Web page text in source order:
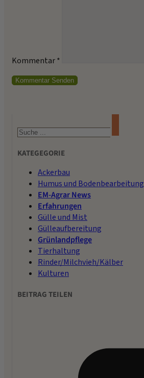
Kommentar*
KATEGEGORIE
Ackerbau
Humus und Bodenbearbeitung
EM-Agrar News
Erfahrungen
Gülle und Mist
Gülleaufbereitung
Grünlandpflege
Tierhaltung
Rinder/Milchvieh/Kälber
Kulturen
BEITRAG TEILEN